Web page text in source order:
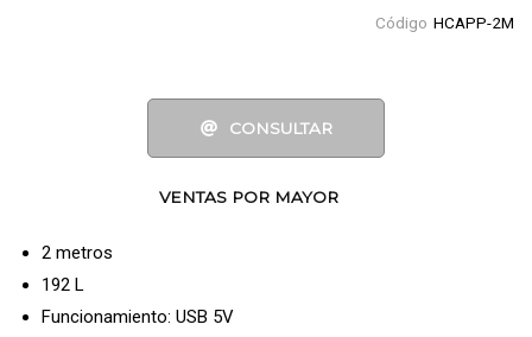
Código HCAPP-2M
CONSULTAR
VENTAS POR MAYOR
2 metros
192 L
Funcionamiento: USB 5V